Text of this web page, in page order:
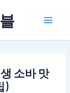
소바 맛
)